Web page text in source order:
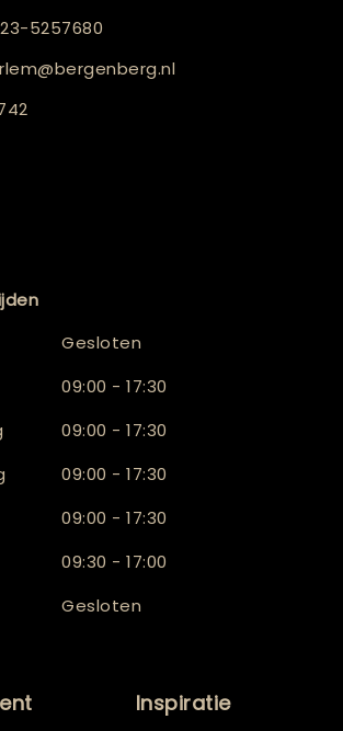
5257680
Gesloten
09:00 - 17:30
09:00 - 17:30
09:00 - 17:30
09:00 - 17:30
09:30 - 17:00
Gesloten
Inspiratie